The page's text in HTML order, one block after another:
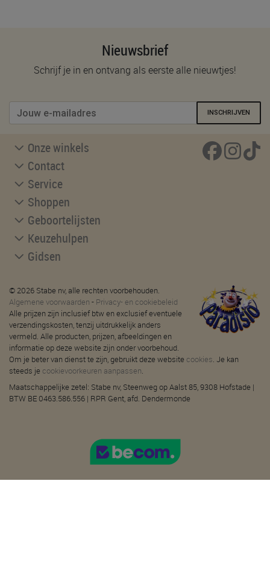
Nieuwsbrief
Schrijf je in en ontvang als eerste alle nieuwtjes!
INSCHRIJVEN
Onze winkels
Contact
Service
Shoppen
Geboortelijsten
Keuzehulpen
Gidsen
© 2026 Stabe nv, alle rechten voorbehouden.
Algemene voorwaarden - Privacy- en cookiebeleid
Alle prijzen zijn inclusief btw en exclusief eventuele
verzendingskosten, tenzij uitdrukkelijk anders
vermeld. Alle producten, prijzen, afbeeldingen en
informatie op deze website zijn onder voorbehoud.
Om je beter van dienst te zijn, gebruikt deze website cookies. Je kan
steeds je cookievoorkeuren aanpassen.
Maatschappelijke zetel: Stabe nv, Steenweg op Aalst 85, 9308 Hofstade |
BTW BE 0463.586.556 | RPR Gent, afd. Dendermonde